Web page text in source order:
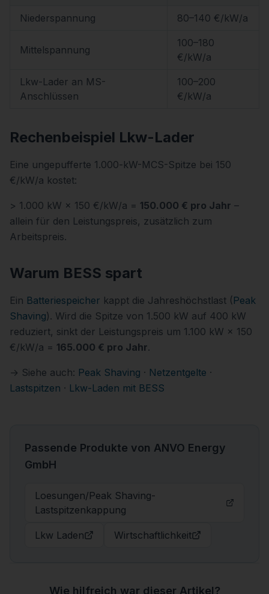
Niederspannung 80–140 €/kW/a
Mittelspannung
100–180
€/kW/a
Lkw-Lader an MS-
Anschlüssen
100–200
€/kW/a
Rechenbeispiel Lkw-Lader
Eine ungepufferte 1.000-kW-MCS-Spitze bei 150
€/kW/a kostet:
> 1.000 kW × 150 €/kW/a = 150.000 € pro Jahr –
allein für den Leistungspreis, zusätzlich zum
Arbeitspreis.
Warum BESS spart
Ein Batteriespeicher kappt die Jahreshöchstlast ( Peak
Shaving). Wird die Spitze von 1.500 kW auf 400 kW
reduziert, sinkt der Leistungspreis um 1.100 kW × 150
€/kW/a = 165.000 € pro Jahr.
→ Siehe auch: Peak Shaving · Netzentgelte ·
Lastspitzen · Lkw-Laden mit BESS
Passende Produkte von ANVO Energy
GmbH
Loesungen/peak Shaving-
Lastspitzenkappung
Lkw Laden Wirtschaftlichkeit
Wie hilfreich war dieser Artikel?